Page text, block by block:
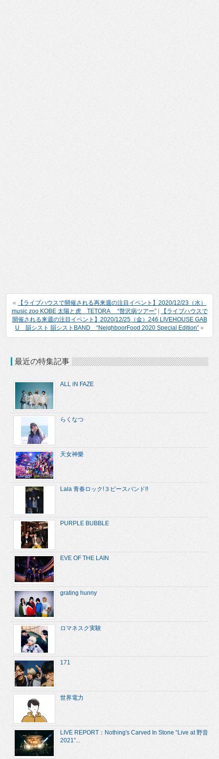
«
【ライブハウスで開催される再来週の注目イベント】2020/12/23（水）
music zoo KOBE 太陽と虎 TETORA “贅沢病ツアー”|
【ライブハウスで
開催される来週の注目イベント】2020/12/25（金）246 LIVEHOUSE GAB
U 韻シスト 韻シストBAND “NeighboorFood 2020 Special Edition” »
最近の特集記事
ALL iN FAZE
らくなつ
天女神樂
Lala 青春ロック!３ピースバンド!!
PURPLE BUBBLE
EVE OF THE LAIN
grating hunny
ロマネスク実験
171
世界電力
LIVE REPORT：Nothing's Carved In Stone “Live at 野音
2021”...